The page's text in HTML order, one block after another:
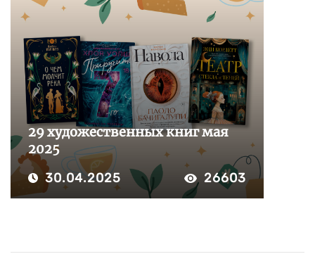
29 художественных книг мая
2025
30.04.2025 26603